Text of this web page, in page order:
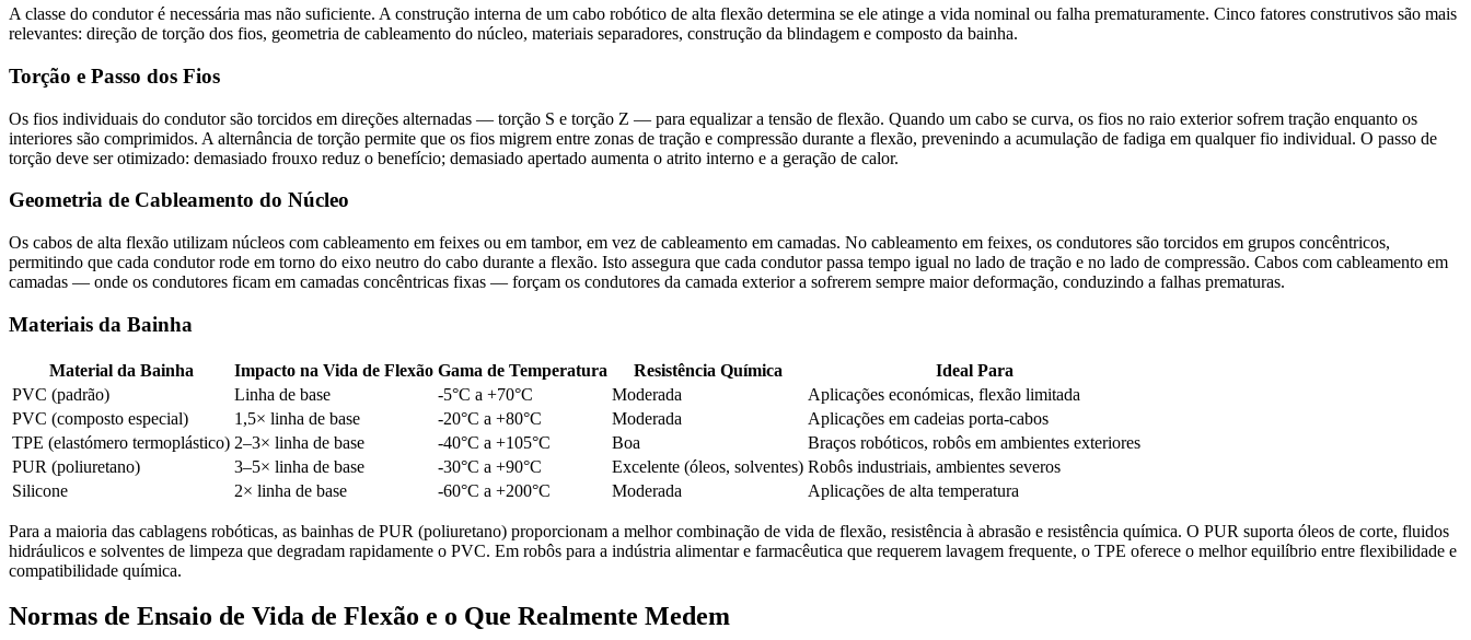
A classe do condutor é necessária mas não suficiente. A construção interna de um cabo robótico de alta flexão determina se ele atinge a vida nominal ou falha prematuramente. Cinco fatores construtivos são mais
relevantes: direção de torção dos fios, geometria de cableamento do núcleo, materiais separadores, construção da blindagem e composto da bainha.
Torção e Passo dos Fios
Os fios individuais do condutor são torcidos em direções alternadas — torção S e torção Z — para equalizar a tensão de flexão. Quando um cabo se curva, os fios no raio exterior sofrem tração enquanto os
interiores são comprimidos. A alternância de torção permite que os fios migrem entre zonas de tração e compressão durante a flexão, prevenindo a acumulação de fadiga em qualquer fio individual. O passo de
torção deve ser otimizado: demasiado frouxo reduz o benefício; demasiado apertado aumenta o atrito interno e a geração de calor.
Geometria de Cableamento do Núcleo
Os cabos de alta flexão utilizam núcleos com cableamento em feixes ou em tambor, em vez de cableamento em camadas. No cableamento em feixes, os condutores são torcidos em grupos concêntricos,
permitindo que cada condutor rode em torno do eixo neutro do cabo durante a flexão. Isto assegura que cada condutor passa tempo igual no lado de tração e no lado de compressão. Cabos com cableamento em
camadas — onde os condutores ficam em camadas concêntricas fixas — forçam os condutores da camada exterior a sofrerem sempre maior deformação, conduzindo a falhas prematuras.
Materiais da Bainha
Material da Bainha Impacto na Vida de Flexão Gama de Temperatura Resistência Química
Ideal Para
PVC (padrão)
Linha de base -5°C a +70°C Moderada
Aplicações económicas, flexão limitada
PVC (composto especial)
1,5× linha de base -20°C a +80°C Moderada
Aplicações em cadeias porta-cabos
TPE (elastómero termoplástico) 2–3× linha de base -40°C a +105°C Boa
Braços robóticos, robôs em ambientes exteriores
PUR (poliuretano)
3–5× linha de base -30°C a +90°C Excelente (óleos, solventes) Robôs industriais, ambientes severos
Silicone
2× linha de base -60°C a +200°C Moderada Aplicações de alta temperatura
Para a maioria das cablagens robóticas, as bainhas de PUR (poliuretano) proporcionam a melhor combinação de vida de flexão, resistência à abrasão e resistência química. O PUR suporta óleos de corte, fluidos
hidráulicos e solventes de limpeza que degradam rapidamente o PVC. Em robôs para a indústria alimentar e farmacêutica que requerem lavagem frequente, o TPE oferece o melhor equilíbrio entre flexibilidade e
compatibilidade química.
Normas de Ensaio de Vida de Flexão e o Que Realmente Medem